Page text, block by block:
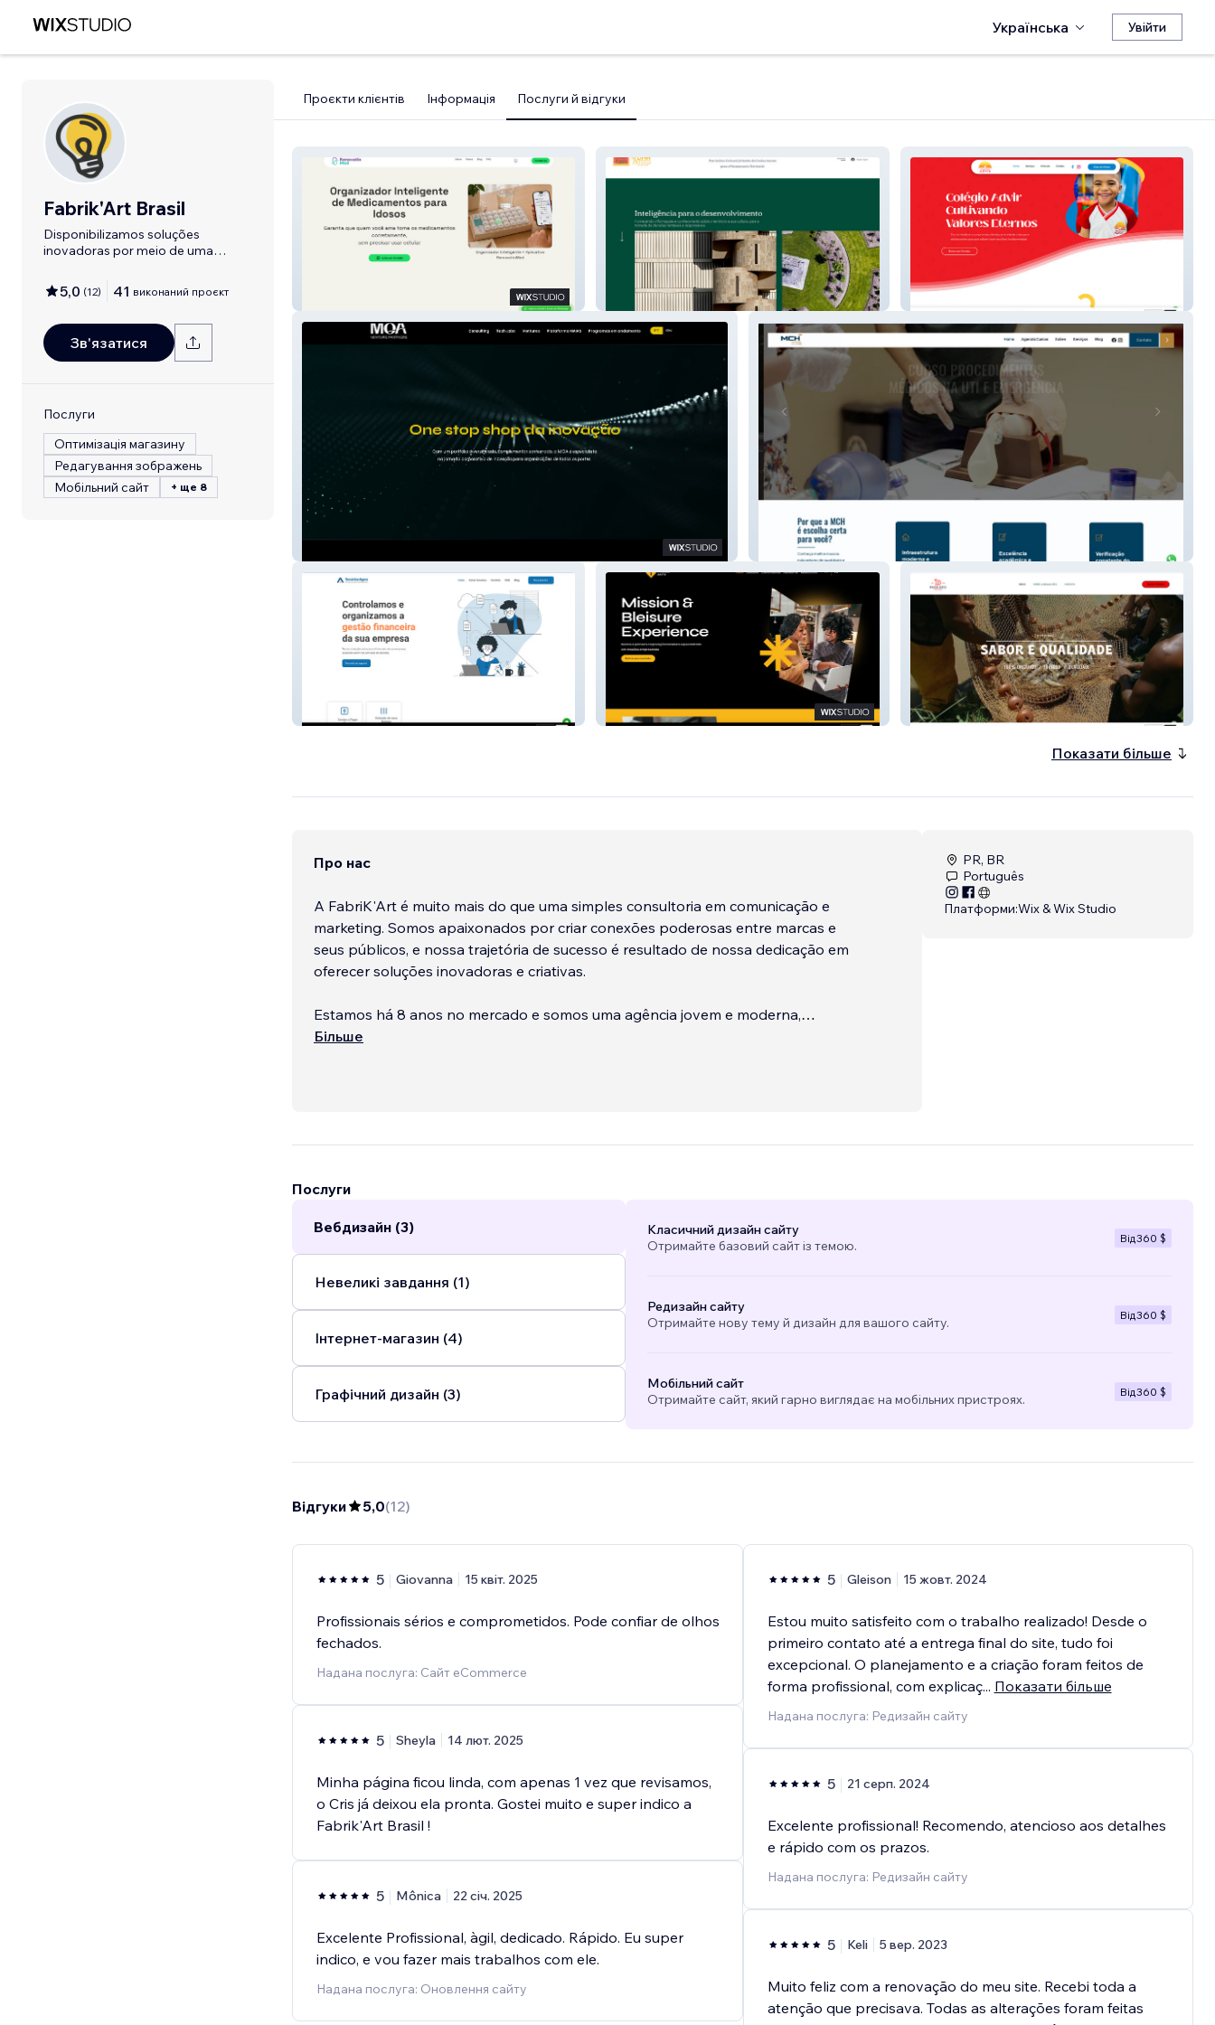
Українська Увійти
Fabrik'Art Brasil
Disponibilizamos soluções
inovadoras por meio de uma
5,0 (12) 41 виконаний проєкт
Зв'язатися
Послуги
Оптимізація магазину
Редагування зображень
Мобільний сайт
+ ще 8
Проєкти клієнтів Інформація Послуги й відгуки
Planta Colégio Advir
MCH Saúde
Terceirize Agora Travel Ants Magalhães Pescados
Показати більше
Про нас
A FabriK'Art é muito mais do que uma simples consultoria em comunicação e
marketing. Somos apaixonados por criar conexões poderosas entre marcas e
seus públicos, e nossa trajetória de sucesso é resultado de nossa dedicação em
oferecer soluções inovadoras e criativas.
Estamos há 8 anos no mercado e somos uma agência jovem e moderna,
atuando remotamente por todo o Brasil. Temos uma equipe dinâmica e criativa,
marketing digital a nossa especialidade. Possuímos, em nosso quadro,
respeito com o indivíduo e clareza nos atendimentos.
Більше
PR, BR
Português
Платформи:Wix & Wix Studio
Послуги
Вебдизайн (3)
Невеликі завдання (1)
Інтернет-магазин (4)
Графічний дизайн (3)
Класичний дизайн сайту
Отримайте базовий сайт із темою.
Від360 $
Редизайн сайту
Отримайте нову тему й дизайн для вашого сайту.
Від360 $
Мобільний сайт
Отримайте сайт, який гарно виглядає на мобільних пристроях.
Від360 $
Відгуки 5,0(12)
5 Giovanna 15 квіт. 2025
Profissionais sérios e comprometidos. Pode confiar de olhos
fechados.
Надана послуга: Сайт eCommerce
5 Sheyla 14 лют. 2025
Minha página ficou linda, com apenas 1 vez que revisamos,
o Cris já deixou ela pronta. Gostei muito e super indico a
Fabrik'Art Brasil !
5 Mônica 22 січ. 2025
Excelente Profissional, àgil, dedicado. Rápido. Eu super
indico, e vou fazer mais trabalhos com ele.
Надана послуга: Оновлення сайту
5 Gleison 15 жовт. 2024
Estou muito satisfeito com o trabalho realizado! Desde o
primeiro contato até a entrega final do site, tudo foi
excepcional. O planejamento e a criação foram feitos de
forma profissional, com explicaç... Показати більше
Надана послуга: Редизайн сайту
5 21 серп. 2024
Excelente profissional! Recomendo, atencioso aos detalhes
e rápido com os prazos.
Надана послуга: Редизайн сайту
5 Keli 5 вер. 2023
Muito feliz com a renovação do meu site. Recebi toda a
atenção que precisava. Todas as alterações foram feitas